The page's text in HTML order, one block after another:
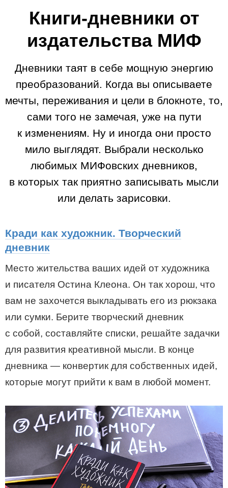
Книги-дневники от
издательства МИФ
Дневники таят в себе мощную энергию
преобразований. Когда вы описываете
мечты, переживания и цели в блокноте, то,
сами того не замечая, уже на пути
к изменениям. Ну и иногда они просто
мило выглядят. Выбрали несколько
любимых МИФовских дневников,
в которых так приятно записывать мысли
или делать зарисовки.
Кради как художник. Творческий
дневник
Место жительства ваших идей от художника
и писателя Остина Клеона. Он так хорош, что
вам не захочется выкладывать его из рюкзака
или сумки. Берите творческий дневник
с собой, составляйте списки, решайте задачки
для развития креативной мысли. В конце
дневника — конвертик для собственных идей,
которые могут прийти к вам в любой момент.